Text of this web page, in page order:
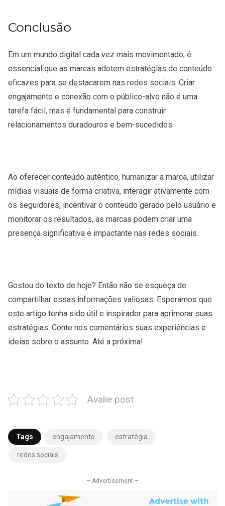
Conclusão
Em um mundo digital cada vez mais movimentado, é
essencial que as marcas adotem estratégias de conteúdo
eficazes para se destacarem nas redes sociais. Criar
engajamento e conexão com o público-alvo não é uma
tarefa fácil, mas é fundamental para construir
relacionamentos duradouros e bem-sucedidos.
Ao oferecer conteúdo autêntico, humanizar a marca, utilizar
mídias visuais de forma criativa, interagir ativamente com
os seguidores, incentivar o conteúdo gerado pelo usuário e
monitorar os resultados, as marcas podem criar uma
presença significativa e impactante nas redes sociais.
Gostou do texto de hoje? Então não se esqueça de
compartilhar essas informações valiosas. Esperamos que
este artigo tenha sido útil e inspirador para aprimorar suas
estratégias. Conte nos comentários suas experiências e
ideias sobre o assunto. Até a próxima!
Avalie post
Tags engajamento estratégia
redes sociais
– Advertisement –